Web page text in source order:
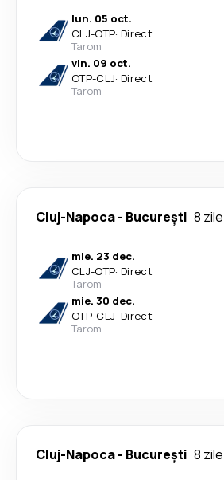
lun. 05 oct.
CLJ-OTP· Direct
Tarom
vin. 09 oct.
OTP-CLJ· Direct
Tarom
Cluj-Napoca- București 8 zile
mie. 23 dec.
CLJ-OTP· Direct
Tarom
mie. 30 dec.
OTP-CLJ· Direct
Tarom
Cluj-Napoca- București 8 zile